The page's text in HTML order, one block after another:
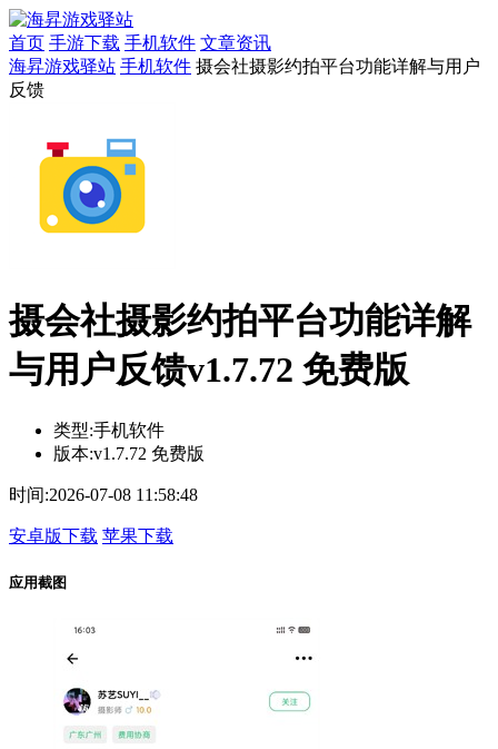
首页 手游下载 手机软件 文章资讯
海昇游戏驿站 手机软件 摄会社摄影约拍平台功能详解与用户
反馈
摄会社摄影约拍平台功能详解
与用户反馈v1.7.72 免费版
类型:手机软件
版本:v1.7.72 免费版
时间:2026-07-08 11:58:48
安卓版下载 苹果下载
应用截图